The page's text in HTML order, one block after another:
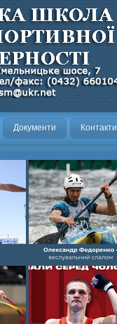
Документи Контакти